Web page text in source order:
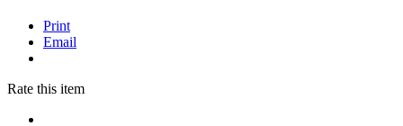
Print
Email
Rate this item